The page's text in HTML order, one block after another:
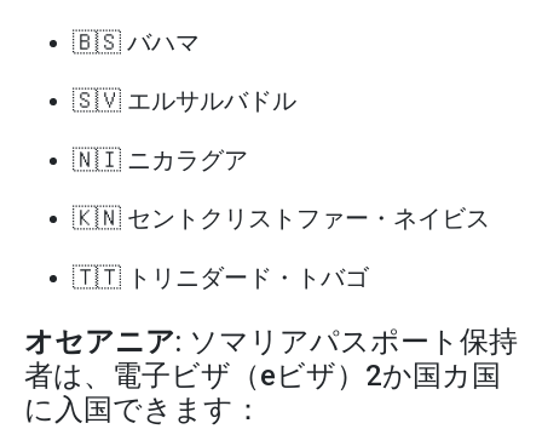
🇧🇸 バハマ
🇸🇻 エルサルバドル
🇳🇮 ニカラグア
🇰🇳 セントクリストファー・ネイビス
🇹🇹 トリニダード・トバゴ
オセアニア: ソマリアパスポート保持
者は、電子ビザ（eビザ）2か国カ国
に入国できます：